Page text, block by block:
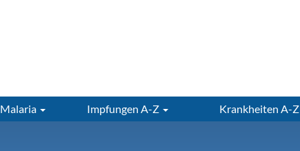
Malaria Impfungen A-Z Krankheiten A-Z